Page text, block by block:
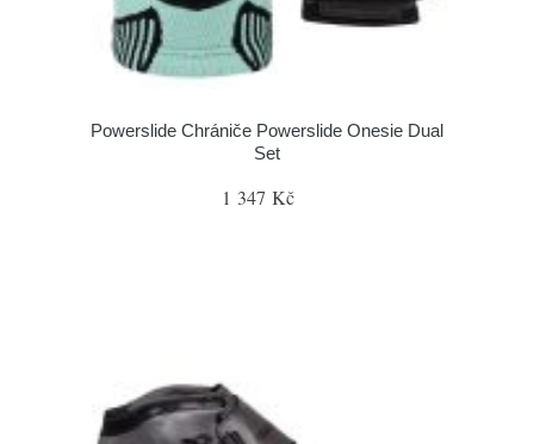
Powerslide Chrániče Powerslide Onesie Dual
Set
1 347 Kč